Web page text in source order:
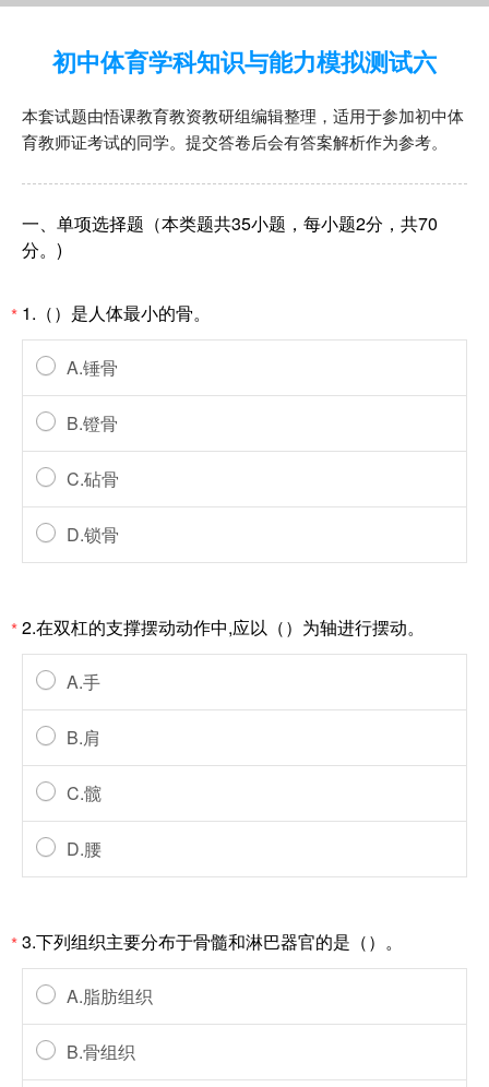
初中体育学科知识与能力模拟测试六
本套试题由悟课教育教资教研组编辑整理，适用于参加初中体
育教师证考试的同学。提交答卷后会有答案解析作为参考。
一、单项选择题（本类题共35小题，每小题2分，共70
分。)
* 1.（）是人体最小的骨。
A.锤骨
B.镫骨
C.砧骨
D.锁骨
*2.在双杠的支撑摆动动作中,应以（）为轴进行摆动。
A.手
B.肩
C.髋
D.腰
*3.下列组织主要分布于骨髓和淋巴器官的是（）。
A.脂肪组织
B.骨组织